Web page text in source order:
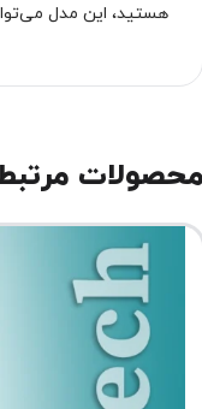
هستید، این مدل